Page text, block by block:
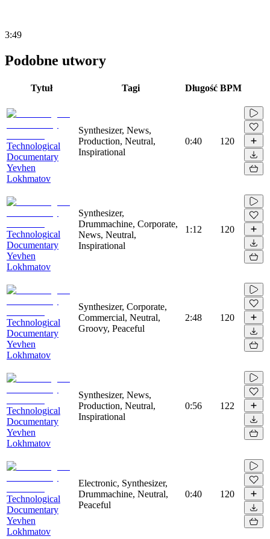
3:49
Podobne utwory
Tytuł Tagi Długość BPM
Technological
Documentary
Yevhen
Lokhmatov
Synthesizer, News,
Production, Neutral,
Inspirational
0:40 120
Technological
Documentary
Yevhen
Lokhmatov
Synthesizer,
Drummachine, Corporate,
News, Neutral,
Inspirational
1:12 120
Technological
Documentary
Yevhen
Lokhmatov
Synthesizer, Corporate,
Commercial, Neutral,
Groovy, Peaceful
2:48 120
Technological
Documentary
Yevhen
Lokhmatov
Synthesizer, News,
Production, Neutral,
Inspirational
0:56 122
Technological
Documentary
Yevhen
Lokhmatov
Electronic, Synthesizer,
Drummachine, Neutral,
Peaceful
0:40 120